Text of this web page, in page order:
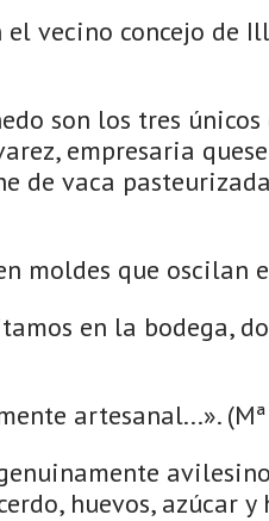
vecino concejo de
son los tres
empresaria
de vaca
moldes que oscilan
en la bodega,
artesanal...». (Mª
huevos, azúcar y